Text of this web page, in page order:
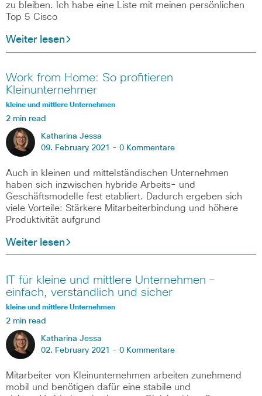
zu bleiben. Ich habe eine Liste mit meinen persönlichen
Top 5 Cisco
Weiter lesen
Work from Home: So profitieren
Kleinunternehmer
kleine und mittlere Unternehmen
2 min read
Katharina Jessa
09. February 2021 - 0 Kommentare
Auch in kleinen und mittelständischen Unternehmen
haben sich inzwischen hybride Arbeits- und
Geschäftsmodelle fest etabliert. Dadurch ergeben sich
viele Vorteile: Stärkere Mitarbeiterbindung und höhere
Produktivität aufgrund
Weiter lesen
IT für kleine und mittlere Unternehmen –
einfach, verständlich und sicher
kleine und mittlere Unternehmen
2 min read
Katharina Jessa
02. February 2021 - 0 Kommentare
Mitarbeiter von Kleinunternehmen arbeiten zunehmend
mobil und benötigen dafür eine stabile und